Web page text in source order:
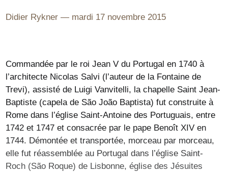
Didier Rykner mardi 17 novembre 2015
Commandée par le roi Jean V du Portugal en 1740 à
l’architecte Nicolas Salvi (l’auteur de la Fontaine de
Trevi), assisté de Luigi Vanvitelli, la chapelle Saint Jean-
Baptiste (capela de São João Baptista) fut construite à
Rome dans l’église Saint-Antoine des Portuguais, entre
1742 et 1747 et consacrée par le pape Benoît XIV en
1744. Démontée et transportée, morceau par morceau,
elle fut réassemblée au Portugal dans l’église Saint-
Roch (São Roque) de Lisbonne, église des Jésuites